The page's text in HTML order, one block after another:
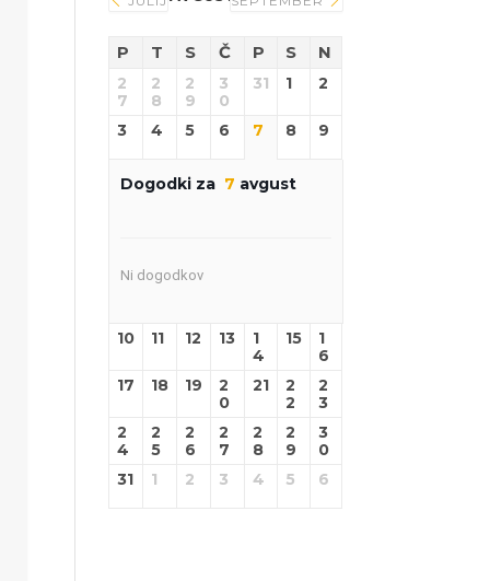
P T S Č P S N
2
7
2
8
2
9
3
0
31 1 2
3 4 5 6 7 8 9
Dogodki za 7 avgust
Ni dogodkov
10 11 12 13
1
4
15
1
6
17
18 19
2
0
21
2
2
2
3
2
4
2
5
2
6
2
7
2
8
2
9
3
0
31
1 2 3 4 5 6